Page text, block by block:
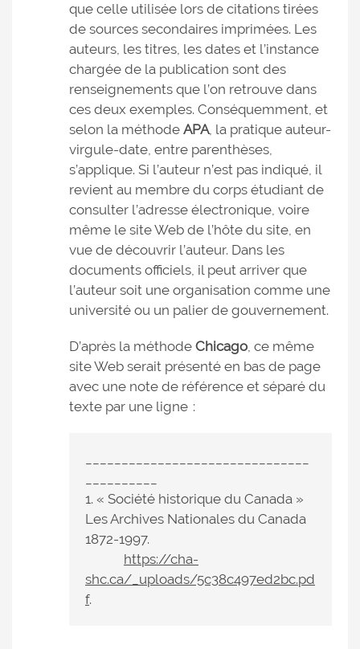
que celle utilisée lors de citations tirées
de sources secondaires imprimées. Les
auteurs, les titres, les dates et l’instance
chargée de la publication sont des
renseignements que l’on retrouve dans
ces deux exemples. Conséquemment, et
selon la méthode APA, la pratique auteur-
virgule-date, entre parenthèses,
s’applique. Si l’auteur n’est pas indiqué, il
revient au membre du corps étudiant de
consulter l’adresse électronique, voire
même le site Web de l’hôte du site, en
vue de découvrir l’auteur. Dans les
documents officiels, il peut arriver que
l’auteur soit une organisation comme une
université ou un palier de gouvernement.
D’après la méthode Chicago, ce même
site Web serait présenté en bas de page
avec une note de référence et séparé du
texte par une ligne :
1. « Société historique du Canada »
Les Archives Nationales du Canada
1872-1997.
https://cha-
shc.ca/_uploads/5c38c497ed2bc.pd
f.